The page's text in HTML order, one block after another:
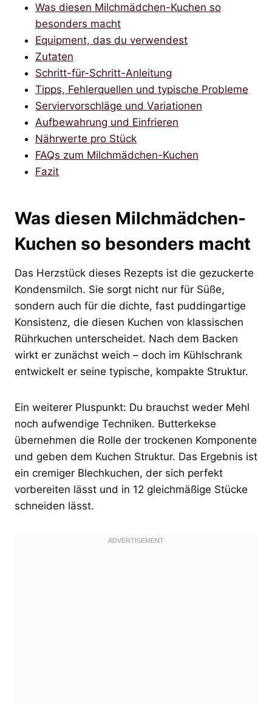
Was diesen Milchmädchen-Kuchen so
besonders macht
Equipment, das du verwendest
Zutaten
Schritt-für-Schritt-Anleitung
Tipps, Fehlerquellen und typische Probleme
Serviervorschläge und Variationen
Aufbewahrung und Einfrieren
Nährwerte pro Stück
FAQs zum Milchmädchen-Kuchen
Fazit
Was diesen Milchmädchen-
Kuchen so besonders macht
Das Herzstück dieses Rezepts ist die gezuckerte
Kondensmilch. Sie sorgt nicht nur für Süße,
sondern auch für die dichte, fast puddingartige
Konsistenz, die diesen Kuchen von klassischen
Rührkuchen unterscheidet. Nach dem Backen
wirkt er zunächst weich – doch im Kühlschrank
entwickelt er seine typische, kompakte Struktur.
Ein weiterer Pluspunkt: Du brauchst weder Mehl
noch aufwendige Techniken. Butterkekse
übernehmen die Rolle der trockenen Komponente
und geben dem Kuchen Struktur. Das Ergebnis ist
ein cremiger Blechkuchen, der sich perfekt
vorbereiten lässt und in 12 gleichmäßige Stücke
schneiden lässt.